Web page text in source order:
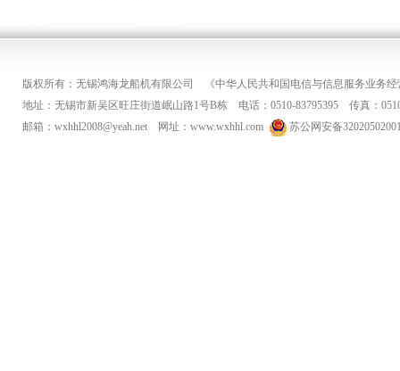
版权所有：无锡鸿海龙船机有限公司
《中华人民共和国电信与信息服务业务
地址：无锡市新吴区旺庄街道岷山路1号B栋 电话：0510-83795395 传真：
邮箱：wxhhl2008@yeah.net 网址：www.wxhhl.com
苏公网安备